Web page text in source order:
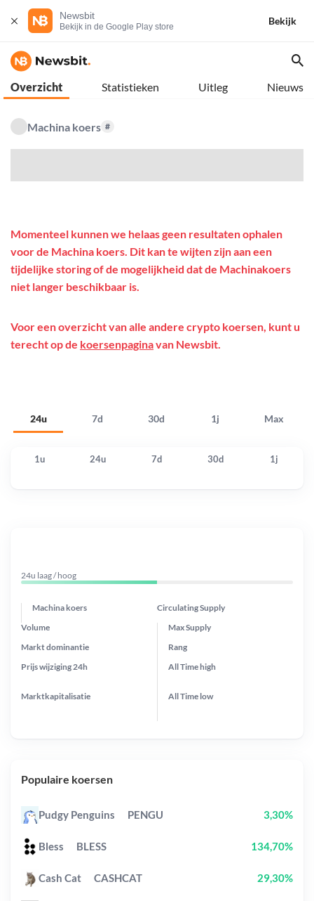
Newsbit
Bekijk in de Google Play store
Bekijk
Overzicht Statistieken Uitleg Nieuws
Machina koers #
24u 7d 30d 1j Max
Momenteel kunnen we helaas geen resultaten ophalen
voor de Machina koers. Dit kan te wijten zijn aan een
tijdelijke storing of de mogelijkheid dat de Machinakoers
niet langer beschikbaar is.
Voor een overzicht van alle andere crypto koersen, kunt u
terecht op de koersenpaginavan Newsbit.
1u 24u 7d 30d 1j
24u laag / hoog
Machina koers Circulating Supply
Prijs wijziging 24h
Max Supply
Markt dominantie
Marktkapitalisatie
Volume
Rang
All Timehigh
All Time low
Populaire koersen
Pudgy Penguins PENGU 3,30%
Bless BLESS 134,70%
Cash Cat CASHCAT 29,30%